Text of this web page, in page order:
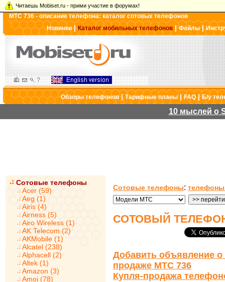
Читаешь Mobiset.ru - прими участие в форумах!
МТС 736 - описание телефона: каталог сотовых телефонов
Новинки|Каталог мобильных телефонов |Файлы|
Обзоры телефонов|Тарифные планы|FAQ|Б/у
10 мыслей о
Сотовые телефоны
Acer (59)
Aeg (1)
Airis (4)
Airness (5)
Airo Wireless (1)
AK Telecom (2)
AKMobile (1)
Alcatel (238)
Alphacell (2)
Altek (1)
Amazon (3)
Amoi (78)
Сотовые телефоны:
СОТОВЫЙ
Добавить объявление о
продаже МТС 736
Купля-продажа